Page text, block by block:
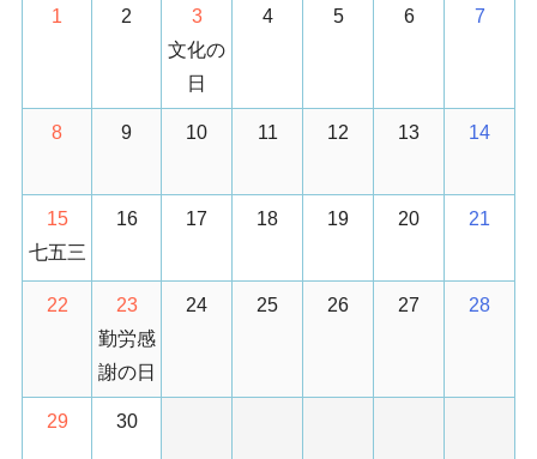
1 2
3
文化の
日
4 5 6 7
8 9 10 11 12 13 14
15
七五三
16 17 18 19 20 21
22
23
勤労感
謝の日
24 25 26 27 28
29 30